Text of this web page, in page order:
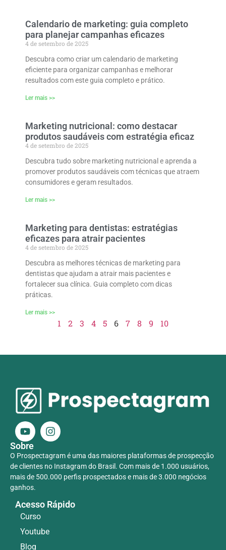
Calendario de marketing: guia completo
para planejar campanhas eficazes
4 de setembro de 2025
Descubra como criar um calendario de marketing
eficiente para organizar campanhas e melhorar
resultados com este guia completo e prático.
Ler mais >>
Marketing nutricional: como destacar
produtos saudáveis com estratégia eficaz
4 de setembro de 2025
Descubra tudo sobre marketing nutricional e aprenda a
promover produtos saudáveis com técnicas que atraem
consumidores e geram resultados.
Ler mais >>
Marketing para dentistas: estratégias
eficazes para atrair pacientes
4 de setembro de 2025
Descubra as melhores técnicas de marketing para
dentistas que ajudam a atrair mais pacientes e
fortalecer sua clínica. Guia completo com dicas
práticas.
Ler mais >>
1 2 3 4 5 6 7 8 9 10
Sobre
O Prospectagram é uma das maiores plataformas de prospecção
de clientes no Instagram do Brasil. Com mais de 1.000 usuários,
mais de 500.000 perfis prospectados e mais de 3.000 negócios
ganhos.
Acesso Rápido
Curso
Youtube
Blog